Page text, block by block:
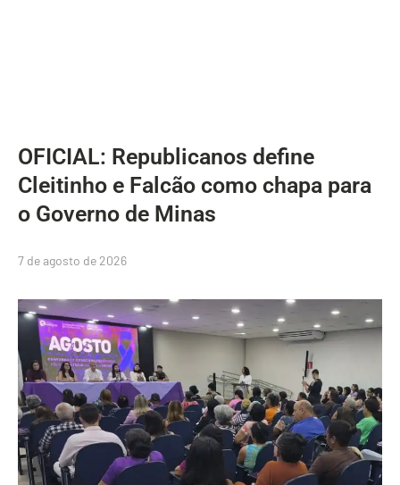
OFICIAL: Republicanos define
Cleitinho e Falcão como chapa para
o Governo de Minas
7 de agosto de 2026